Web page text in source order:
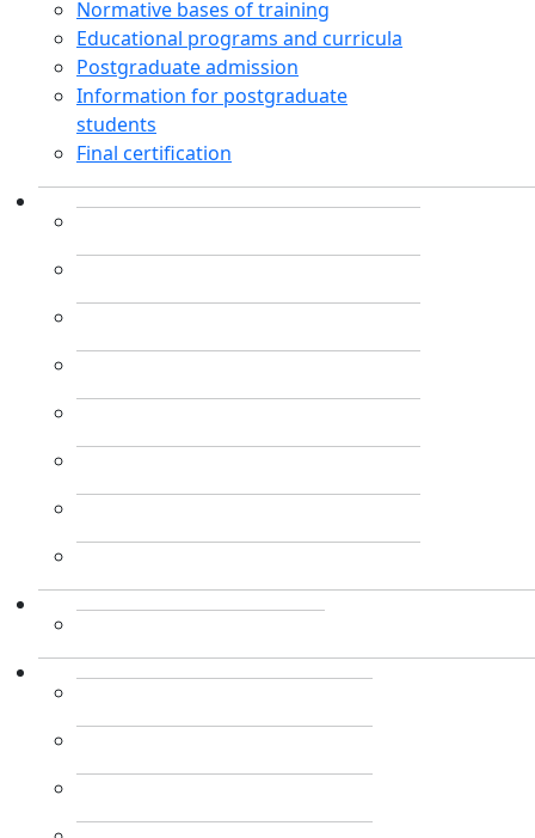
Normative bases of training
Educational programs and curricula
Postgraduate admission
Information for postgraduate
students
Final certification